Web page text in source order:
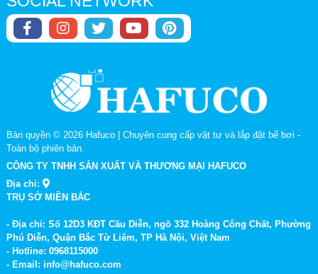
Bản quyền © 2026 Hafuco | Chuyên cung cấp vật tư và lắp đặt bể bơi -
Toàn bộ phiên bản.
CÔNG TY TNHH SẢN XUẤT VÀ THƯƠNG MẠI HAFUCO
Địa chỉ:
TRỤ SỞ MIỀN BẮC
- Địa chỉ: Số 12D3 KĐT Cầu Diễn, ngõ 332 Hoàng Công Chất, Phường
Phú Diễn, Quận Bắc Từ Liêm, TP Hà Nội, Việt Nam
- Hotline: 0968115000
- Email: info@hafuco.com